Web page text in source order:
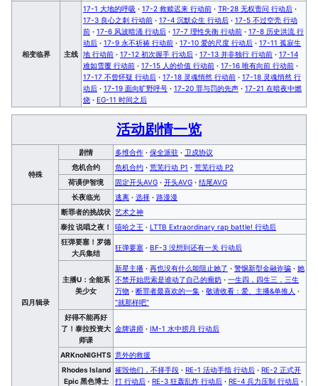
相变临界 主线
17-1 大地的呼吸 · 17-2 救赎迟来 行动前 · TR-28 无权责问 行动后 ·
17-3 良心之刺 行动前 · 17-4 沉默众生 行动后 · 17-5 不过空壳 行动
前 · 17-6 风波暗涌 行动后 · 17-7 理性失衡 行动前 · 17-8 历史洪流 行
动后 · 17-9 永不祈祷 行动前 · 17-10 爱的尺度 行动后 · 17-11 孤寂生
地 行动前 · 17-12 初次握手 行动后 · 17-13 并非独行 行动前 · 17-14
难如雪覆 行动前 · 17-15 人的价值 行动前 · 17-16 唯有向前 行动前 ·
17-17 不曾怀疑 行动后 · 17-18 灵魂悄然 行动前 · 17-18 灵魂悄然 行
动后 · 17-19 面向旷野呼号 · 17-20 罪与罚的先声 · 17-21 在暗夜中燃
烧 · EG-11 时间之后
活动剧情一览
特殊
剧情 多维合作 · 保全派驻 · 卫戍协议
危机合约
危机合约 · 荒芜行动 P1 · 荒芜行动 P2
荷谟伊智境
固定开头AVG · 开头AVG · 结尾AVG
长夜临光
逃离 · 选择 · 路漫漫
四月辑录
断罪者的挑战状 艺术之神
泰拉 说唱之夜！
嘻哈之王 · LTTB Extraordinary rap battle! 行动后
狂弹要塞！罗德
大兵集结
狂弹要塞 · BF-3 没想到还有一关 行动后
主播U：全能系
美少女
新星主播 · 再也没有什么能阻止她了 · 警惕新型金融诈骗 · 她
不禁开始思索是谁动了自己的瘤奶 · 一生四，四生三，三生
万物 · 断罪者最喜欢的一集 · 敬请收看：爱、主播&单推人 ·
“就那样吧”
好得不能再好
了！泰拉投资大
师课
金牌讲师 · IM-1 水中捞月 行动后
ARKnoNIGHTS 意外的救援
Rhodes Island
Epic 黑色博士
摧毁他们，不择手段 · RE-1 活动手指 行动后 · RE-2 正式开
打 行动后 · RE-3 狂轰乱炸 行动后 · RE-4 兵力压制 行动后 ·